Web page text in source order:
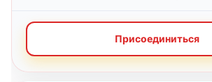
Присоединиться